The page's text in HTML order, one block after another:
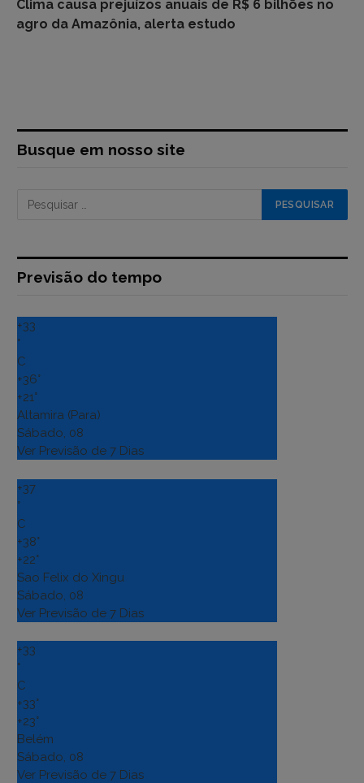
Clima causa prejuízos anuais de R$ 6 bilhões no
agro da Amazônia, alerta estudo
Busque em nosso site
Previsão do tempo
+33
°
C
+36°
+21°
Altamira (Para)
Sábado, 08
Ver Previsão de 7 Dias
+37
°
C
+38°
+22°
Sao Felix do Xingu
Sábado, 08
Ver Previsão de 7 Dias
+33
°
C
+33°
+23°
Belém
Sábado, 08
Ver Previsão de 7 Dias